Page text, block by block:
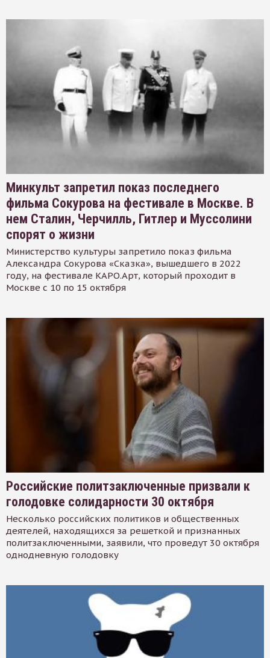
Минкульт запретил показ последнего
фильма Сокурова на фестивале в Москве. В
нем Сталин, Черчилль, Гитлер и Муссолини
спорят о жизни
Министерство культуры запретило показ фильма
Александра Сокурова «Сказка», вышедшего в 2022
году, на фестивале КАРО.Арт, который проходит в
Москве с 10 по 15 октября
Российские политзаключенные призвали к
голодовке солидарности 30 октября
Несколько российских политиков и общественных
деятелей, находящихся за решеткой и признанных
политзаключенными, заявили, что проведут 30 октября
однодневную голодовку